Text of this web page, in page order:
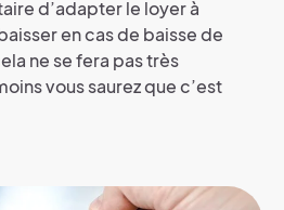
d’adapter le loyer à
en cas de baisse de
ne se fera pas très
vous saurez que c’est